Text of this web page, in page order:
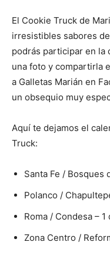
El Cookie Truck de
irresistibles sabores
podrás participar en la
una foto y compartirla
a Galletas Marián en
un obsequio muy
Aquí te dejamos el
Truck:
Santa Fe / Bosques
Polanco /
Roma / Condesa –
Zona Centro /